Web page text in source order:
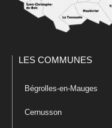
LES COMMUNES
Bégrolles-en-Mauges
Cernusson